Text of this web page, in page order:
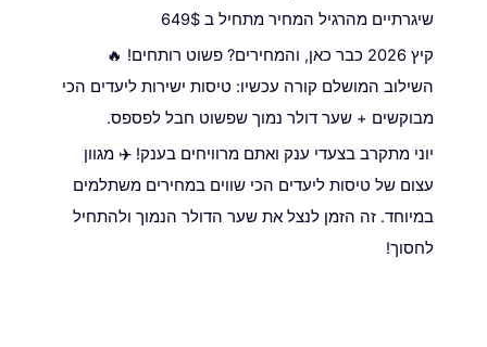
שיגרתיים מהרגיל המחיר מתחיל ב 649$
קיץ 2026 כבר כאן, והמחירים? פשוט רותחים! 🔥
השילוב המושלם קורה עכשיו: טיסות ישירות ליעדים הכי
מבוקשים + שער דולר נמוך שפשוט חבל לפספס.
יוני מתקרב בצעדי ענק ואתם מרוויחים בענק! ✈️ מגוון
עצום של טיסות ליעדים הכי שווים במחירים משתלמים
במיוחד. זה הזמן לנצל את שער הדולר הנמוך ולהתחיל
לחסוך!